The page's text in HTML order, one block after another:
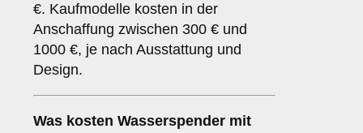
€. Kaufmodelle kosten in der
Anschaffung zwischen 300 € und
1000 €, je nach Ausstattung und
Design.
Was kosten Wasserspender mit